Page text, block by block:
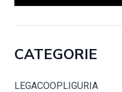
CATEGORIE
LEGACOOPLIGURIA